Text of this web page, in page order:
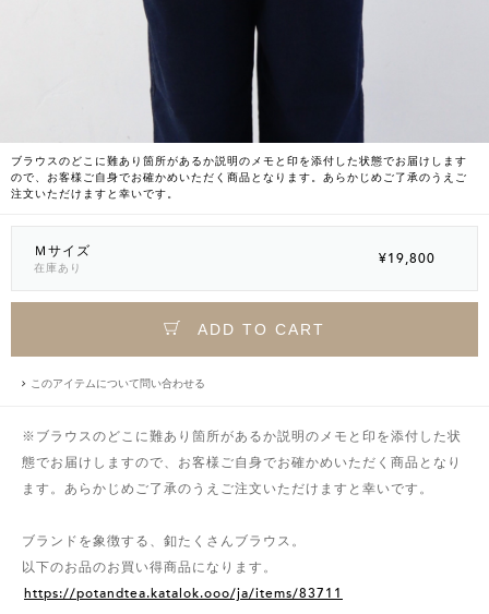
ブラウスのどこに難あり箇所があるか説明のメモと印を添付した状態でお届けします
ので、お客様ご自身でお確かめいただく商品となります。あらかじめご了承のうえご
注文いただけますと幸いです。
Ｍサイズ
在庫あり
¥19,800
ADD TO CART
このアイテムについて問い合わせる
※ブラウスのどこに難あり箇所があるか説明のメモと印を添付した状
態でお届けしますので、お客様ご自身でお確かめいただく商品となり
ます。あらかじめご了承のうえご注文いただけますと幸いです。
ブランドを象徴する、釦たくさんブラウス。
以下のお品のお買い得商品になります。
https://potandtea.katalok.ooo/ja/items/83711